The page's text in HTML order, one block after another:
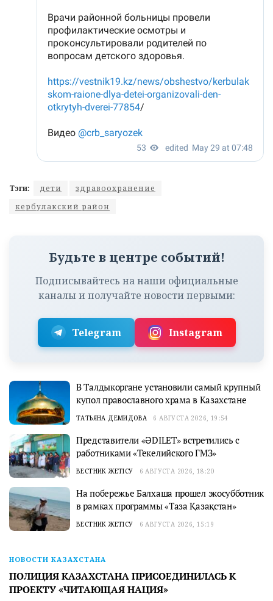
Тэги: дети
здравоохранение
кербулакский район
Будьте в центре событий!
Подписывайтесь на наши официальные
каналы и получайте новости первыми:
Telegram Instagram
В Талдыкоргане установили самый крупный
купол православного храма в Казахстане
ТАТЬЯНА ДЕМИДОВА 6 АВГУСТА 2026, 19:54
Представители «ӘDILET» встретились с
работниками «Текелийского ГМЗ»
ВЕСТНИК ЖЕТІСУ 6 АВГУСТА 2026, 18:20
На побережье Балхаша прошел экосубботник
в рамках программы «Таза Қазақстан»
ВЕСТНИК ЖЕТІСУ 6 АВГУСТА 2026, 15:19
НОВОСТИ КАЗАХСТАНА
ПОЛИЦИЯ КАЗАХСТАНА ПРИСОЕДИНИЛАСЬ К
ПРОЕКТУ «ЧИТАЮЩАЯ НАЦИЯ»